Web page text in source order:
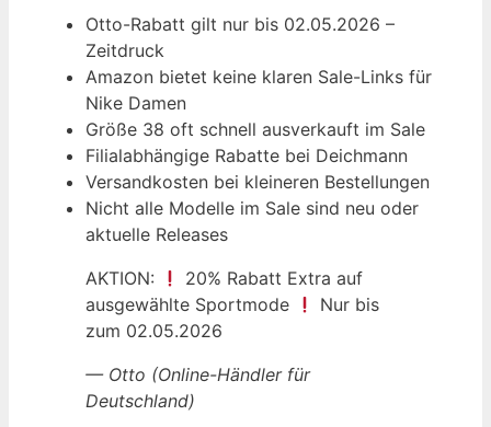
Otto-Rabatt gilt nur bis 02.05.2026 –
Zeitdruck
Amazon bietet keine klaren Sale-Links für
Nike Damen
Größe 38 oft schnell ausverkauft im Sale
Filialabhängige Rabatte bei Deichmann
Versandkosten bei kleineren Bestellungen
Nicht alle Modelle im Sale sind neu oder
aktuelle Releases
AKTION:
20% Rabatt Extra auf
ausgewählte Sportmode
Nur bis
zum 02.05.2026
— Otto (Online-Händler für
Deutschland)